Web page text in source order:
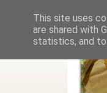
This site uses
are shared with
statistics, and